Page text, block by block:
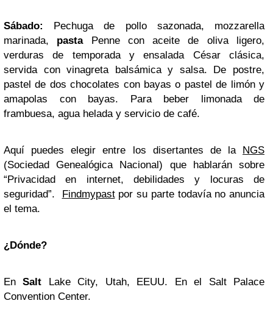
Sábado: Pechuga de pollo sazonada, mozzarella
marinada, pastaPenne con aceite de oliva ligero,
verduras de temporada y ensalada César clásica,
servida con vinagreta balsámica y salsa. De postre,
pastel de dos chocolates con bayas o pastel de limón y
amapolas con bayas. Para beber limonada de
frambuesa, agua helada y servicio de café.
Aquí puedes elegir entre los disertantes de la NGS
(Sociedad Genealógica Nacional) que hablarán sobre
“Privacidad en internet, debilidades y locuras de
seguridad”. Findmypastpor su parte todavía no anuncia
el tema.
¿Dónde?
EnSalt Lake City, Utah, EEUU. En el Salt Palace
Convention Center.